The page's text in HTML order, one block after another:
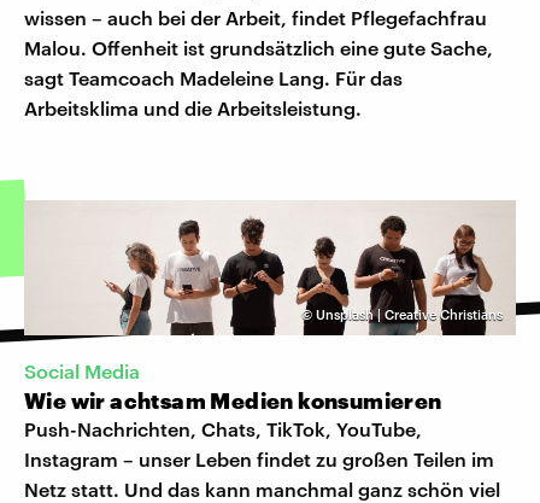
wissen – auch bei der Arbeit, findet Pflegefachfrau
Malou. Offenheit ist grundsätzlich eine gute Sache,
sagt Teamcoach Madeleine Lang. Für das
Arbeitsklima und die Arbeitsleistung.
© Unsplash | Creative Christians
Social Media
Wie wir achtsam Medien konsumieren
Push-Nachrichten, Chats, TikTok, YouTube,
Instagram – unser Leben findet zu großen Teilen im
Netz statt. Und das kann manchmal ganz schön viel